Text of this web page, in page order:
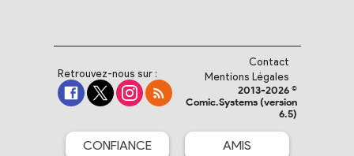
Retrouvez-nous sur :
Contact
Mentions Légales
2013-2026 ©
Comic.Systems (version
6.5)
CONFIANCE AMIS